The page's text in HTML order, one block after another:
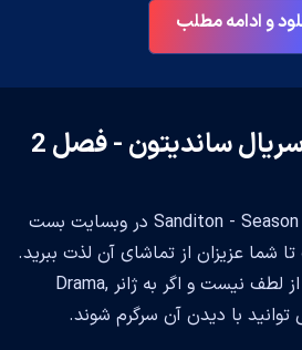
و ادامه مطلب
زیرنویس فارسی سریال ساندیتون - فصل 2
زیرنویس فارسی سریال Sanditon - Season 2 در وبسایت بست
شما عزیزان از تماشای آن لذت ببرید.
تماشای این سریال خالی از لطف نیست و اگر به ژانر Drama,